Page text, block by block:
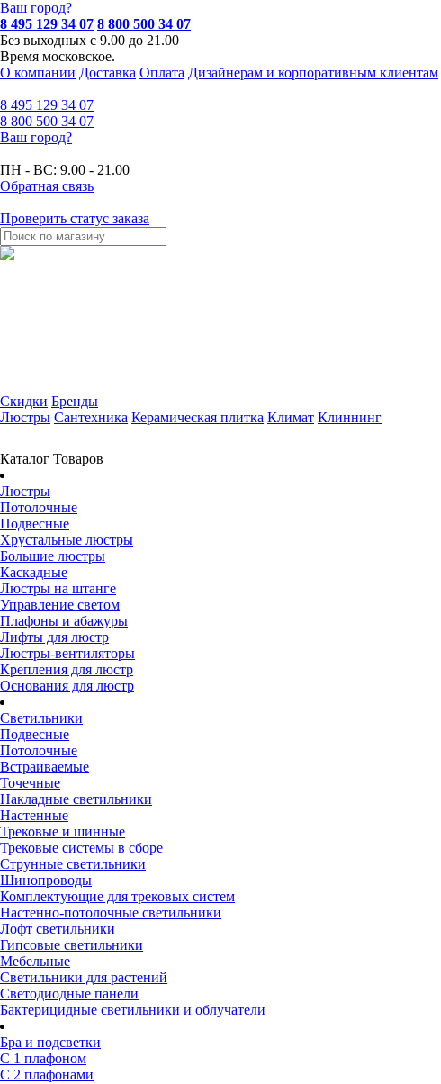
Ваш город?
8 495 129 34 07 8 800 500 34 07
Без выходных с 9.00 до 21.00
Время московское.
О компании Доставка Оплата Дизайнерам и корпоративным клиентам
8 495 129 34 07
8 800 500 34 07
Ваш город?
ПН - ВС: 9.00 - 21.00
Обратная связь
Проверить статус заказа
Скидки Бренды
Люстры Сантехника Керамическая плитка Климат Клиннинг
Каталог Товаров
Люстры
Потолочные
Подвесные
Хрустальные люстры
Большие люстры
Каскадные
Люстры на штанге
Управление светом
Плафоны и абажуры
Лифты для люстр
Люстры-вентиляторы
Крепления для люстр
Основания для люстр
Светильники
Подвесные
Потолочные
Встраиваемые
Точечные
Накладные светильники
Настенные
Трековые и шинные
Трековые системы в сборе
Струнные светильники
Шинопроводы
Комплектующие для трековых систем
Настенно-потолочные светильники
Лофт светильники
Гипсовые светильники
Мебельные
Светильники для растений
Светодиодные панели
Бактерицидные светильники и облучатели
Бра и подсветки
С 1 плафоном
С 2 плафонами